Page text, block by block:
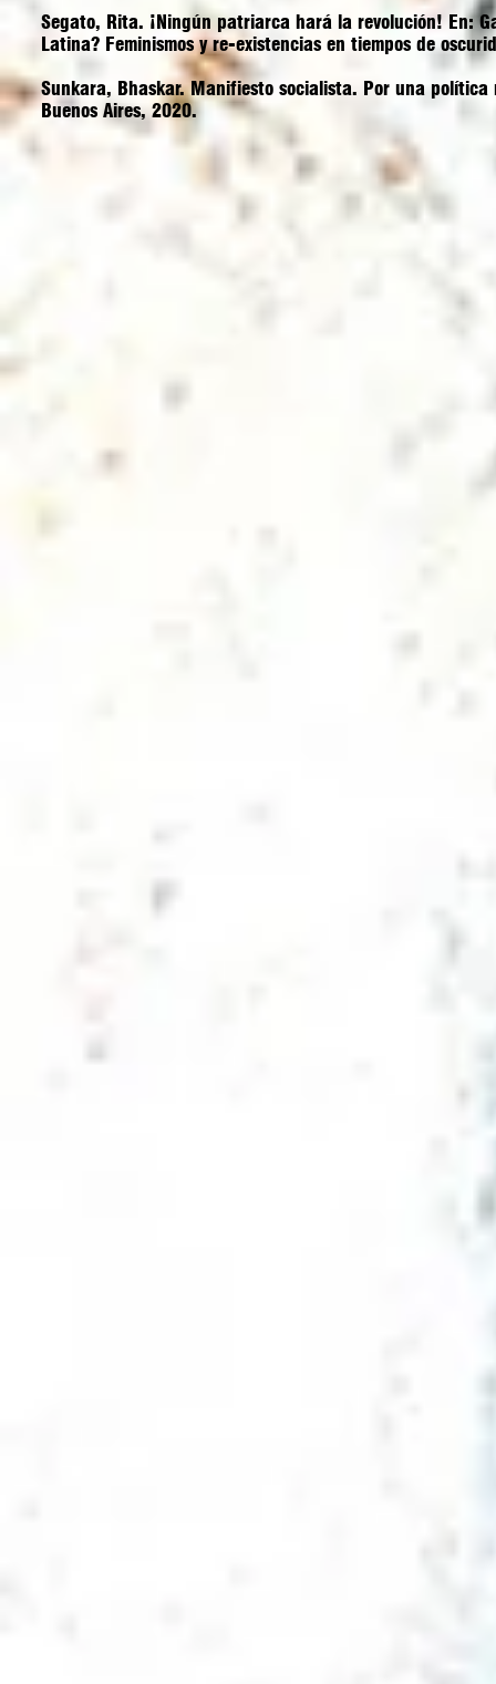
Segato, Rita. ¡Ningún patriarca hará la revolución! En:
Latina? Feminismos y re-existencias en tiempos de
Sunkara, Bhaskar.Manifiesto socialista. Por una política
Buenos Aires, 2020.